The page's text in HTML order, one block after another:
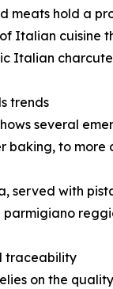
meats hold a
Italian cuisine
Italian
trends
several
to more
served with
traceability
on the